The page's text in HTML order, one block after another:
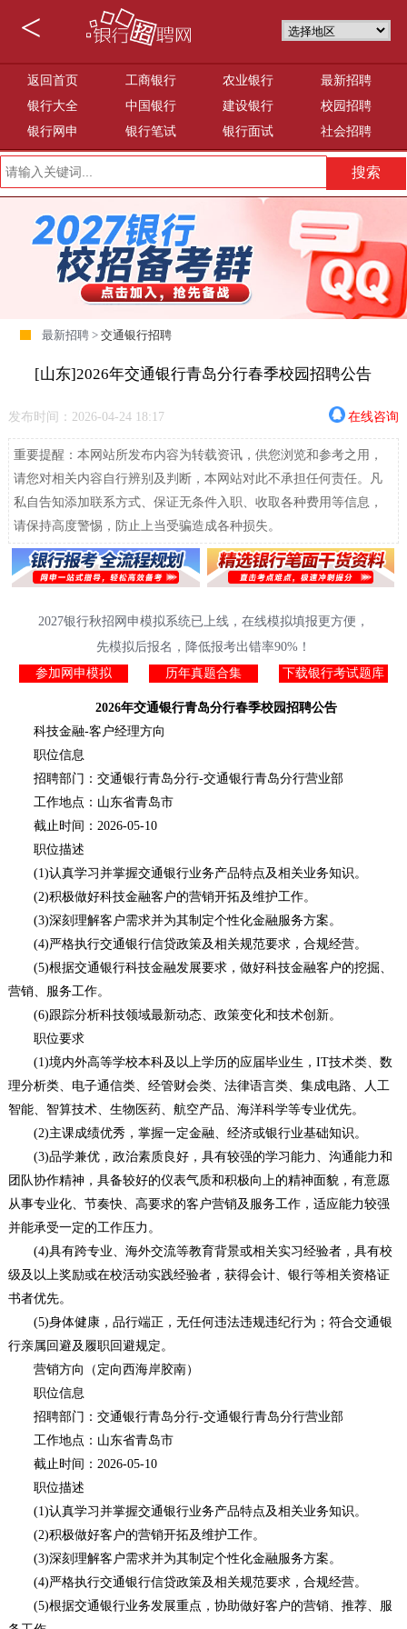
<
返回首页 工商银行 农业银行
最新招聘
银行大全
中国银行 建设银行
校园招聘
银行网申
银行笔试 银行面试 社会招聘
最新招聘 >交通银行招聘
[山东]2026年交通银行青岛分行春季校园招聘公告
发布时间：2026-04-24 18:17 在线咨询
重要提醒：本网站所发布内容为转载资讯，供您浏览和参考之用，
请您对相关内容自行辨别及判断，本网站对此不承担任何责任。凡
私自告知添加联系方式、保证无条件入职、收取各种费用等信息，
请保持高度警惕，防止上当受骗造成各种损失。
2027银行秋招网申模拟系统已上线，在线模拟填报更方便，
先模拟后报名，降低报考出错率90%！
参加网申模拟
历年真题合集 下载银行考试题库
2026年交通银行青岛分行春季校园招聘公告
科技金融-客户经理方向
职位信息
招聘部门：交通银行青岛分行-交通银行青岛分行营业部
工作地点：山东省青岛市
截止时间：2026-05-10
职位描述
(1)认真学习并掌握交通银行业务产品特点及相关业务知识。
(2)积极做好科技金融客户的营销开拓及维护工作。
(3)深刻理解客户需求并为其制定个性化金融服务方案。
(4)严格执行交通银行信贷政策及相关规范要求，合规经营。
(5)根据交通银行科技金融发展要求，做好科技金融客户的挖掘、
营销、服务工作。
(6)跟踪分析科技领域最新动态、政策变化和技术创新。
职位要求
(1)境内外高等学校本科及以上学历的应届毕业生，IT技术类、数
理分析类、电子通信类、经管财会类、法律语言类、集成电路、人工
智能、智算技术、生物医药、航空产品、海洋科学等专业优先。
(2)主课成绩优秀，掌握一定金融、经济或银行业基础知识。
(3)品学兼优，政治素质良好，具有较强的学习能力、沟通能力和
团队协作精神，具备较好的仪表气质和积极向上的精神面貌，有意愿
从事专业化、节奏快、高要求的客户营销及服务工作，适应能力较强
并能承受一定的工作压力。
(4)具有跨专业、海外交流等教育背景或相关实习经验者，具有校
级及以上奖励或在校活动实践经验者，获得会计、银行等相关资格证
书者优先。
(5)身体健康，品行端正，无任何违法违规违纪行为；符合交通银
行亲属回避及履职回避规定。
营销方向（定向西海岸胶南）
职位信息
招聘部门：交通银行青岛分行-交通银行青岛分行营业部
工作地点：山东省青岛市
截止时间：2026-05-10
职位描述
(1)认真学习并掌握交通银行业务产品特点及相关业务知识。
(2)积极做好客户的营销开拓及维护工作。
(3)深刻理解客户需求并为其制定个性化金融服务方案。
(4)严格执行交通银行信贷政策及相关规范要求，合规经营。
(5)根据交通银行业务发展重点，协助做好客户的营销、推荐、服